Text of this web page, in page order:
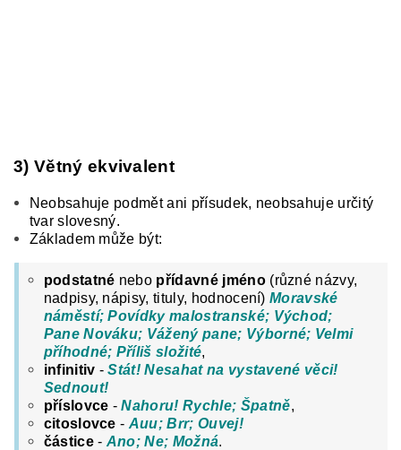
3) Větný ekvivalent
Neobsahuje podmět ani přísudek, neobsahuje určitý
tvar slovesný.
Základem může být:
podstatné nebo přídavné jméno (různé názvy,
nadpisy, nápisy, tituly, hodnocení)Moravské
náměstí; Povídky malostranské; Východ;
Pane Nováku; Vážený pane; Výborné; Velmi
příhodné; Příliš složité,
infinitiv -Stát! Nesahat na vystavené věci!
Sednout!
příslovce -Nahoru! Rychle; Špatně,
citoslovce - Auu; Brr; Ouvej!
částice- Ano; Ne; Možná.